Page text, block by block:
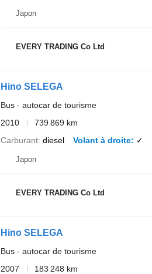
Japon
EVERY TRADING Co Ltd
Hino SELEGA
Bus - autocar de tourisme
2010
739 869 km
Carburant diesel Volant à droite ✓
Japon
EVERY TRADING Co Ltd
Hino SELEGA
Bus - autocar de tourisme
2007
183 248 km